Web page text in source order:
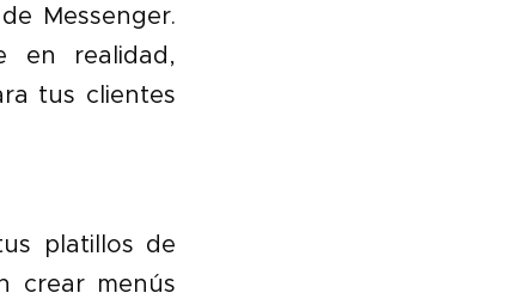
Messenger.
en realidad,
tus clientes
platillos de
crear menús